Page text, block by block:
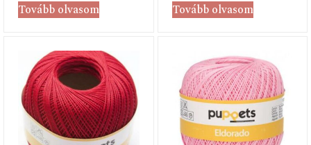
Tovább olvasom Tovább olvasom